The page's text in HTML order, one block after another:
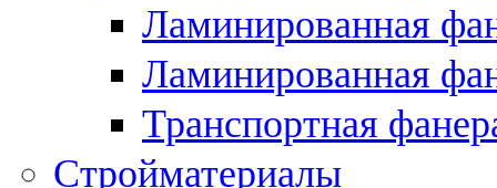
Ламинированная
Ламинированная
Транспортная
Стройматериалы